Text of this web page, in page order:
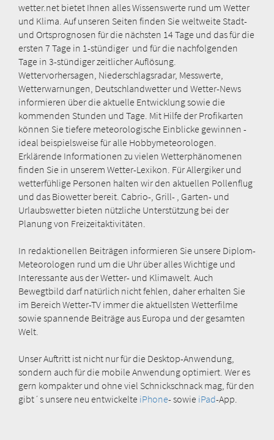
wetter.net bietet Ihnen alles Wissenswerte rund um Wetter
und Klima. Auf unseren Seiten finden Sie weltweite Stadt-
und Ortsprognosen für die nächsten 14 Tage und das für die
ersten 7 Tage in 1-stündiger und für die nachfolgenden
Tage in 3-stündiger zeitlicher Auflösung.
Wettervorhersagen, Niederschlagsradar, Messwerte,
Wetterwarnungen, Deutschlandwetter und Wetter-News
informieren über die aktuelle Entwicklung sowie die
kommenden Stunden und Tage. Mit Hilfe der Profikarten
können Sie tiefere meteorologische Einblicke gewinnen -
ideal beispielsweise für alle Hobbymeteorologen.
Erklärende Informationen zu vielen Wetterphänomenen
finden Sie in unserem Wetter-Lexikon. Für Allergiker und
wetterfühlige Personen halten wir den aktuellen Pollenflug
und das Biowetter bereit. Cabrio-, Grill- , Garten- und
Urlaubswetter bieten nützliche Unterstützung bei der
Planung von Freizeitaktivitäten.
In redaktionellen Beiträgen informieren Sie unsere Diplom-
Meteorologen rund um die Uhr über alles Wichtige und
Interessante aus der Wetter- und Klimawelt. Auch
Bewegtbild darf natürlich nicht fehlen, daher erhalten Sie
im Bereich Wetter-TV immer die aktuellsten Wetterfilme
sowie spannende Beiträge aus Europa und der gesamten
Welt.
Unser Auftritt ist nicht nur für die Desktop-Anwendung,
sondern auch für die mobile Anwendung optimiert. Wer es
gern kompakter und ohne viel Schnickschnack mag, für den
gibt´s unsere neu entwickelte iPhone- sowie iPad-App.